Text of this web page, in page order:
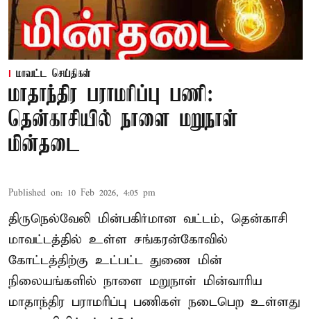
மாவட்ட செய்திகள்
மாதாந்திர பராமரிப்பு பணி:
தென்காசியில் நாளை மறுநாள்
மின்தடை
Published on: 10 Feb 2026, 4:05 pm
திருநெல்வேலி மின்பகிர்மான வட்டம், தென்காசி
மாவட்டத்தில் உள்ள சங்கரன்கோவில்
கோட்டத்திற்கு உட்பட்ட துணை மின்
நிலையங்களில் நாளை மறுநாள் மின்வாரிய
மாதாந்திர பராமரிப்பு பணிகள் நடைபெற உள்ளது